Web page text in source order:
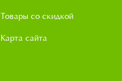
Товары со скидкой
Карта сайта